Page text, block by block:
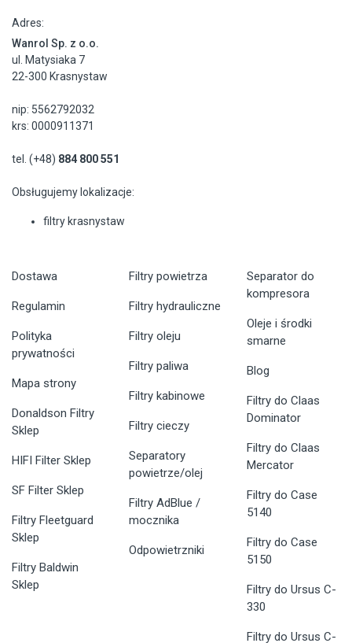
Adres:
Wanrol Sp. z o.o.
ul. Matysiaka 7
22-300 Krasnystaw
nip: 5562792032
krs: 0000911371
tel. (+48) 884 800 551
Obsługujemy lokalizacje:
filtry krasnystaw
Dostawa
Regulamin
Polityka
prywatności
Mapa strony
Donaldson Filtry
Sklep
HIFI Filter Sklep
SF Filter Sklep
Filtry Fleetguard
Sklep
Filtry Baldwin
Sklep
Filtry powietrza
Filtry hydrauliczne
Filtry oleju
Filtry paliwa
Filtry kabinowe
Filtry cieczy
Separatory
powietrze/olej
Filtry AdBlue /
mocznika
Odpowietrzniki
Separator do
kompresora
Oleje i środki
smarne
Blog
Filtry do Claas
Dominator
Filtry do Claas
Mercator
Filtry do Case
5140
Filtry do Case
5150
Filtry do Ursus C-
330
Filtry do Ursus C-